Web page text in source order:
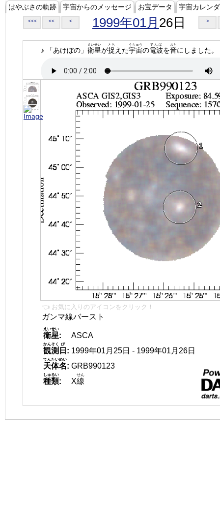
はやぶさの軌跡 宇宙からのメッセージ お宝データ 宇宙カレン
<<< << < 1999年01月 26日 >
♪ 「あけぼの」 衛星
えいせい
が捉
とら
えた宇宙
うちゅう
の電波
でんぱ
を音
おと
にしました。
👈 お気に入りのアイコンをクリック！
ガンマ線バースト
衛星
えいせい
:
ASCA
観測
かんそく
日
び
: 1999年01月25日 - 1999年01月26日
天体名
てんたいめい
: GRB990123
種類
しゅるい
: X線
せん